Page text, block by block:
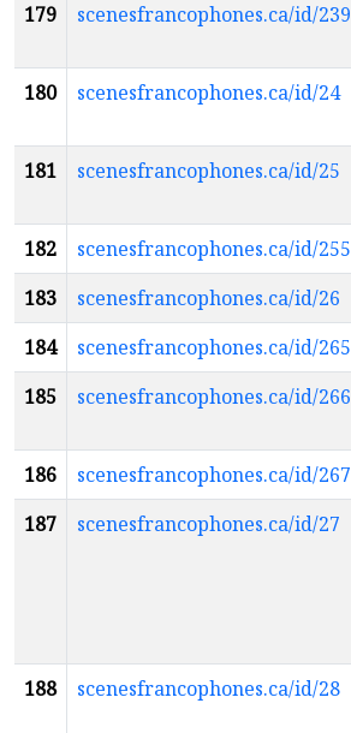
179
scenesfrancophones.ca/id/239
180 scenesfrancophones.ca/id/24
181
scenesfrancophones.ca/id/25
182
scenesfrancophones.ca/id/255
183
scenesfrancophones.ca/id/26
184
scenesfrancophones.ca/id/265
185
scenesfrancophones.ca/id/266
186
scenesfrancophones.ca/id/267
187
scenesfrancophones.ca/id/27
188
scenesfrancophones.ca/id/28